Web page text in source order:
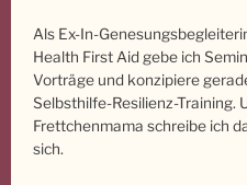
Als Ex-In-
Health First Aid gebe ich
Vorträge und konzipiere
Selbsthilfe-Resilienz-Training.
Frettchenmama schreibe ich
sich.